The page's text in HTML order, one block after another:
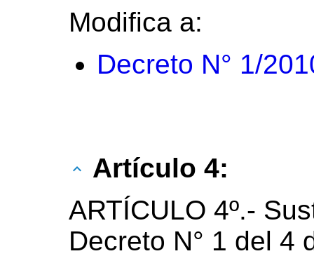
Modifica a:
Decreto N° 1/
Artículo 4:
ARTÍCULO 4º.-
Decreto N° 1 del 4